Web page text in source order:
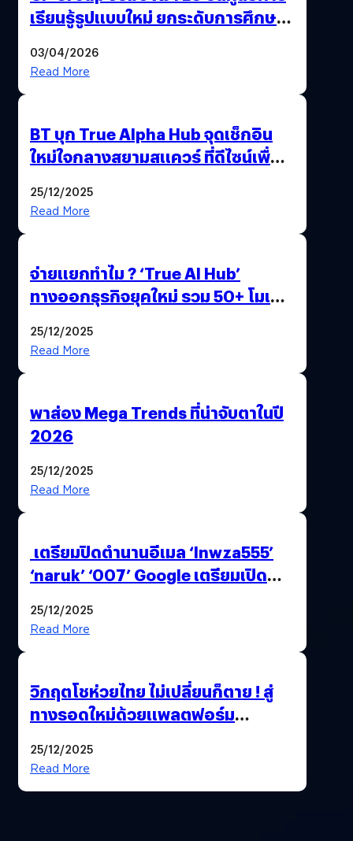
เรียนรู้รูปแบบใหม่ ยกระดับการศึกษา
03/04/2026
Read More
BT บุก True Alpha Hub จุดเช็กอิน
ใหม่ใจกลางสยามสแควร์ ที่ดีไซน์เพื่อ
25/12/2025
Read More
จ่ายแยกทำไม ? ‘True AI Hub’
ทางออกธุรกิจยุคใหม่ รวม 50+ โมเดล
25/12/2025
Read More
พาส่อง Mega Trends ที่น่าจับตาในปี
2026
25/12/2025
Read More
เตรียมปิดตำนานอีเมล ‘lnwza555’
‘naruk’ ‘007’ Google เตรียมเปิด
25/12/2025
Read More
วิกฤตโชห่วยไทย ไม่เปลี่ยนก็ตาย ! สู่
ทางรอดใหม่ด้วยแพลตฟอร์ม
25/12/2025
Read More